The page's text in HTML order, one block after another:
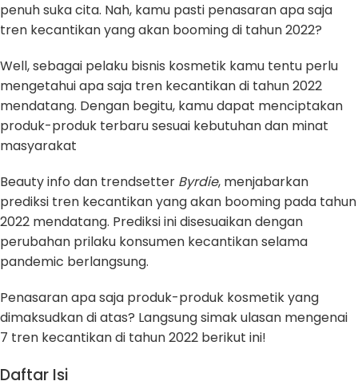
penuh suka cita. Nah, kamu pasti penasaran apa saja
tren kecantikan yang akan booming di tahun 2022?
Well, sebagai pelaku bisnis kosmetik kamu tentu perlu
mengetahui apa saja tren kecantikan di tahun 2022
mendatang. Dengan begitu, kamu dapat menciptakan
produk-produk terbaru sesuai kebutuhan dan minat
masyarakat
Beauty info dan trendsetter Byrdie, menjabarkan
prediksi tren kecantikan yang akan booming pada tahun
2022 mendatang. Prediksi ini disesuaikan dengan
perubahan prilaku konsumen kecantikan selama
pandemic berlangsung.
Penasaran apa saja produk-produk kosmetik yang
dimaksudkan di atas? Langsung simak ulasan mengenai
7 tren kecantikan di tahun 2022 berikut ini!
Daftar Isi